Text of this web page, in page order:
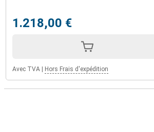
1.218,00 €
Avec TVA Hors Frais d'expédition